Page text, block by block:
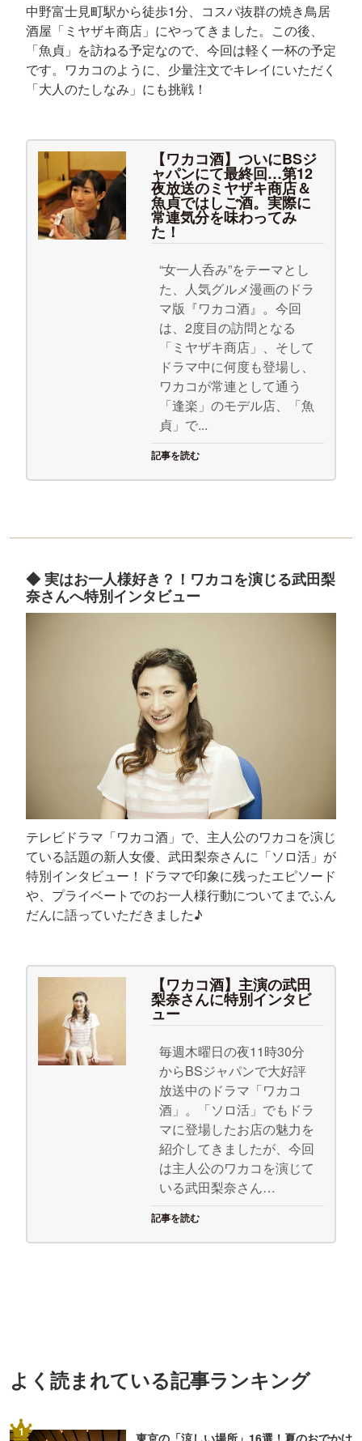
中野富士見町駅から徒歩1分、コスパ抜群の焼き鳥居
酒屋「ミヤザキ商店」にやってきました。この後、
「魚貞」を訪ねる予定なので、今回は軽く一杯の予定
です。ワカコのように、少量注文でキレイにいただく
「大人のたしなみ」にも挑戦！
【ワカコ酒】ついにBSジ
ャパンにて最終回…第12
夜放送のミヤザキ商店＆
魚貞ではしご酒。実際に
常連気分を味わってみ
た！
“女一人呑み”をテーマとし
た、人気グルメ漫画のドラ
マ版『ワカコ酒』。今回
は、2度目の訪問となる
「ミヤザキ商店」、そして
ドラマ中に何度も登場し、
ワカコが常連として通う
「逢楽」のモデル店、「魚
貞」で...
記事を読む
◆ 実はお一人様好き？！ワカコを演じる武田梨
奈さんへ特別インタビュー
テレビドラマ「ワカコ酒」で、主人公のワカコを演じ
ている話題の新人女優、武田梨奈さんに「ソロ活」が
特別インタビュー！ドラマで印象に残ったエピソード
や、プライベートでのお一人様行動についてまでふん
だんに語っていただきました♪
【ワカコ酒】主演の武田
梨奈さんに特別インタビ
ュー
毎週木曜日の夜11時30分
からBSジャパンで大好評
放送中のドラマ「ワカコ
酒」。「ソロ活」でもドラ
マに登場したお店の魅力を
紹介してきましたが、今回
は主人公のワカコを演じて
いる武田梨奈さん…
記事を読む
よく読まれている記事ランキング
1